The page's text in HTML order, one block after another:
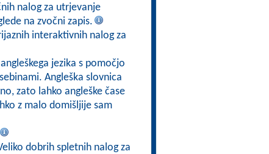
nalog za utrjevanje
na zvočni zapis.
interaktivnih nalog za
jezika s pomočjo
Angleška slovnica
zato lahko angleške čase
z malo domišljije sam
dobrih spletnih nalog za